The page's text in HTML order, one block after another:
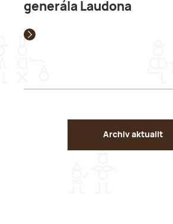
generála Laudona
Archiv aktualit